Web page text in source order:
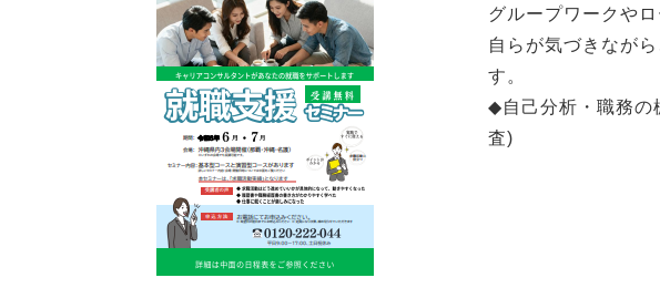
グループワークや
自らが気づきなが
す。
◆自己分析・職務
査)